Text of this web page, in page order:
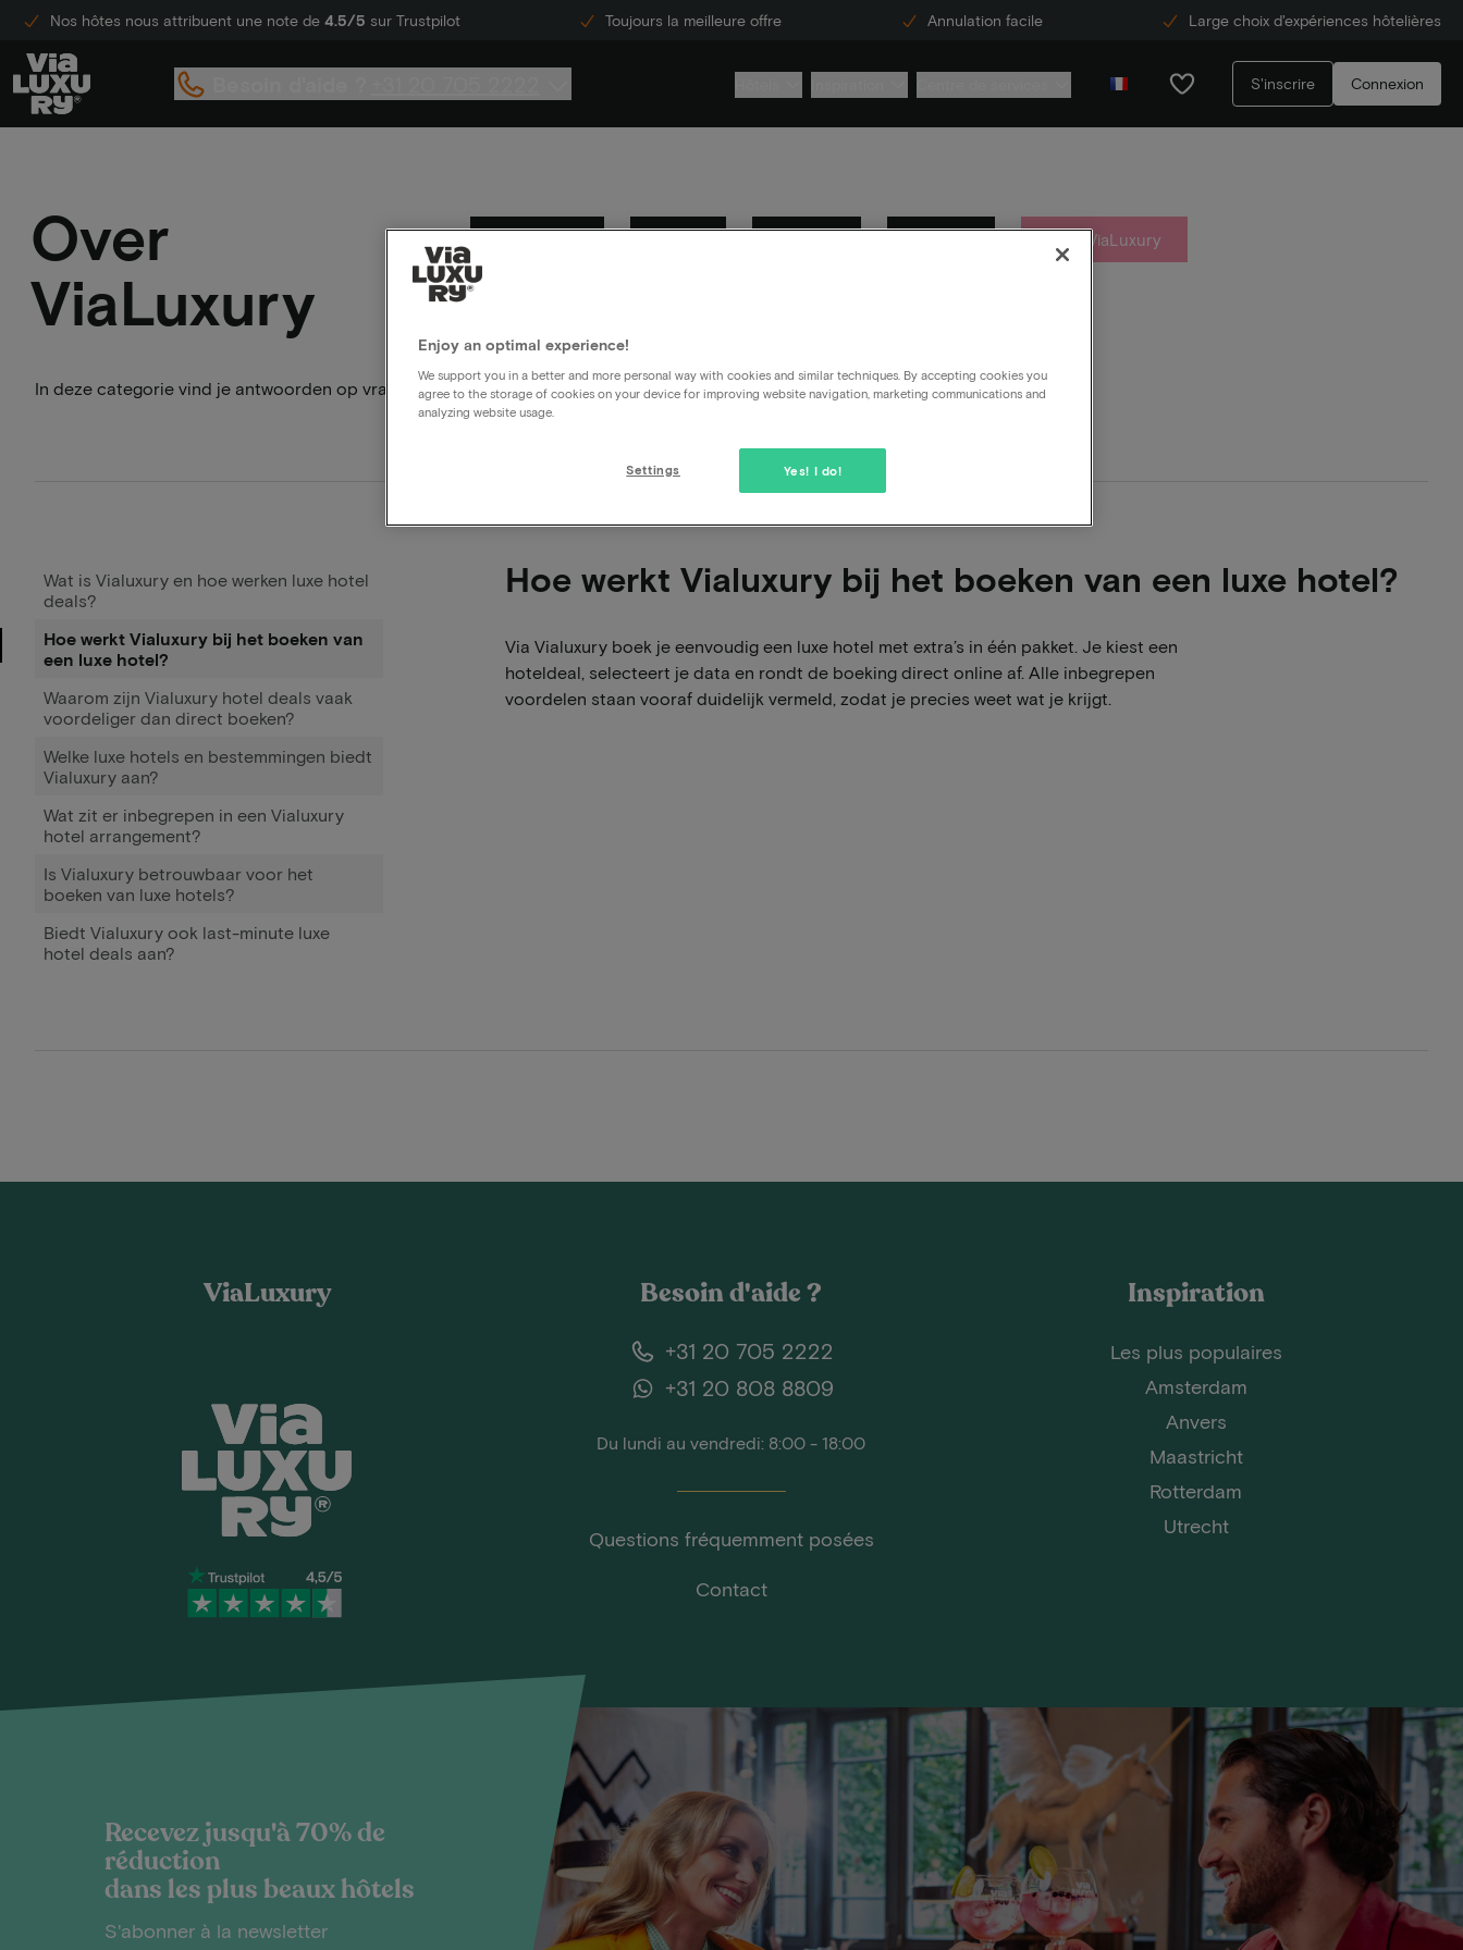
Nos hôtes nous attribuent une note de 4.5/5 sur Trustpilot Toujours la meilleure offre Annulation facile Large choix d'expériences hôtelières
S'inscrire Connexion
Over
ViaLuxury
Over ViaLuxury
In deze categorie vind je antwoorden op vragen waarvan wij denken dat je die kan hebben over Vialuxury.
Wat is Vialuxury en hoe werken luxe hotel
deals?
Hoe werkt Vialuxury bij het boeken van
een luxe hotel?
Waarom zijn Vialuxury hotel deals vaak
voordeliger dan direct boeken?
Welke luxe hotels en bestemmingen biedt
Vialuxury aan?
Wat zit er inbegrepen in een Vialuxury
hotel arrangement?
Is Vialuxury betrouwbaar voor het
boeken van luxe hotels?
Biedt Vialuxury ook last-minute luxe
hotel deals aan?
Hoe werkt Vialuxury bij het boeken van een luxe hotel?
Via Vialuxury boek je eenvoudig een luxe hotel met extra’s in één pakket. Je kiest een
hoteldeal, selecteert je data en rondt de boeking direct online af. Alle inbegrepen
voordelen staan vooraf duidelijk vermeld, zodat je precies weet wat je krijgt.
ViaLuxury Besoin d'aide ?
+31 20 705 2222
+31 20 808 8809
Du lundi au vendredi: 8:00 - 18:00
Questions fréquemment posées
Contact
Inspiration
Les plus populaires
Amsterdam
Anvers
Maastricht
Rotterdam
Utrecht
Recevez jusqu'à 70% de
réduction
dans les plus beaux hôtels
S'abonner à la newsletter
Enjoy an optimal experience!
We support you in a better and more personal way with cookies and similar techniques. By accepting cookies you
agree to the storage of cookies on your device for improving website navigation, marketing communications and
analyzing website usage.
Yes! I do!
Settings